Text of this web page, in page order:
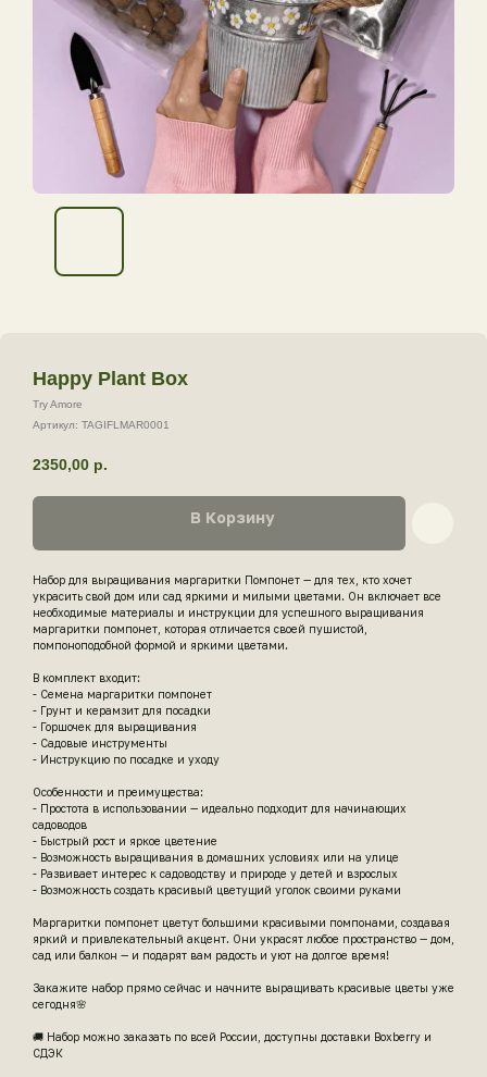
Happy Plant Box
Try Amore
Артикул: TAGIFLMAR0001
2350,00 р.
В Корзину
Набор для выращивания маргаритки Помпонет — для тех, кто хочет
украсить свой дом или сад яркими и милыми цветами. Он включает все
необходимые материалы и инструкции для успешного выращивания
маргаритки помпонет, которая отличается своей пушистой,
помпоноподобной формой и яркими цветами.
В комплект входит:
- Семена маргаритки помпонет
- Грунт и керамзит для посадки
- Горшочек для выращивания
- Садовые инструменты
- Инструкцию по посадке и уходу
Особенности и преимущества:
- Простота в использовании — идеально подходит для начинающих
садоводов
- Быстрый рост и яркое цветение
- Возможность выращивания в домашних условиях или на улице
- Развивает интерес к садоводству и природе у детей и взрослых
- Возможность создать красивый цветущий уголок своими руками
Маргаритки помпонет цветут большими красивыми помпонами, создавая
яркий и привлекательный акцент. Они украсят любое пространство — дом,
сад или балкон — и подарят вам радость и уют на долгое время!
Закажите набор прямо сейчас и начните выращивать красивые цветы уже
сегодня🌸
🚚 Набор можно заказать по всей России, доступны доставки Boxberry и
СДЭК